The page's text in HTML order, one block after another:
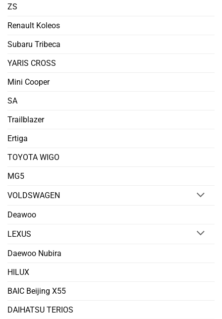
ZS
Renault Koleos
Subaru Tribeca
YARIS CROSS
Mini Cooper
SA
Trailblazer
Ertiga
TOYOTA WIGO
MG5
VOLDSWAGEN
Deawoo
LEXUS
Daewoo Nubira
HILUX
BAIC Beijing X55
DAIHATSU TERIOS